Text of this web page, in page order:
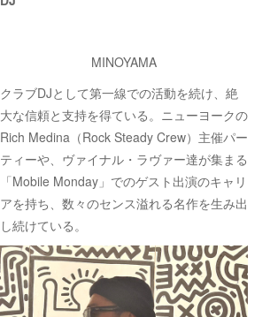
MINOYAMA
クラブDJとして第一線での活動を続け、絶
大な信頼と支持を得ている。ニューヨークの
Rich Medina（Rock Steady Crew）主催パー
ティーや、ヴァイナル・ラヴァー達が集まる
「Mobile Monday」でのゲスト出演のキャリ
アを持ち、数々のセンス溢れる名作を生み出
し続けている。